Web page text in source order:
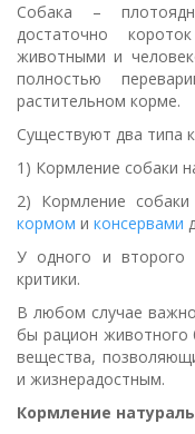
Собака –
достаточно
животными и
полностью
растительном корме.
Существуют два типа
1) Кормление собаки
2) Кормление
кормом и консервами
У одного и второго
критики.
В любом случае
бы рацион
вещества,
и жизнерадостным.
Кормление